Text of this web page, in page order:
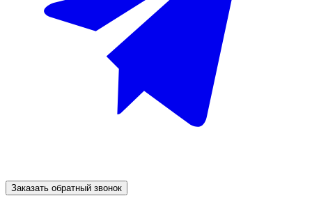
Заказать обратный звонок